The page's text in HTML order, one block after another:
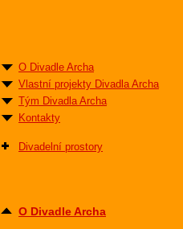
O Divadle Archa
Vlastní projekty Divadla Archa
Tým Divadla Archa
Kontakty
Divadelní prostory
O Divadle Archa